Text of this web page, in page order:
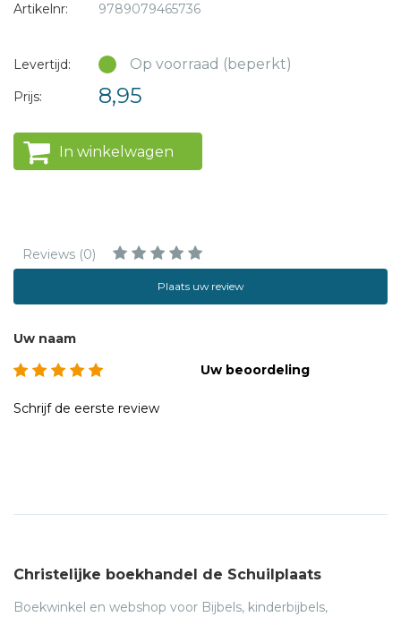
Artikelnr:
9789079465736
Levertijd: Op voorraad (beperkt)
Prijs: 8,95
In winkelwagen
Reviews (0)
Plaats uw review
Uw naam
Uw beoordeling
Schrijf de eerste review
Christelijke boekhandel de Schuilplaats
Boekwinkel en webshop voor Bijbels, kinderbijbels,